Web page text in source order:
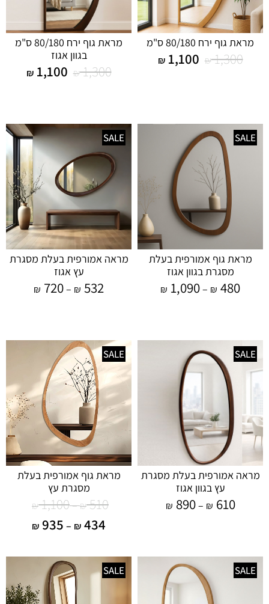
מראת גוף ירח 80/180 ס"מ
₪1,300
₪1,100
מראת גוף ירח 80/180 ס"מ
בגוון אגוז
₪1,300
₪1,100
SALE
מראת גוף אמורפית בעלת
מסגרת בגוון אגוז
₪ 480
–
₪ 1,090
SALE
מראה אמורפית בעלת מסגרת
עץ אגוז
₪ 532
–
₪ 720
SALE
מראה אמורפית בעלת מסגרת
עץ בגוון אגוז
₪ 610
–
₪ 890
SALE
מראת גוף אמורפית בעלת
מסגרת עץ
₪510
–
₪1,100
₪ 434
–
₪ 935
SALE
SALE